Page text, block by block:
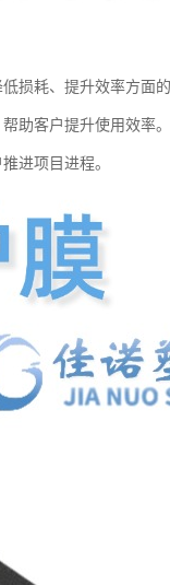
损耗、提升效率方面
助客户提升使用效率
进项目进程。